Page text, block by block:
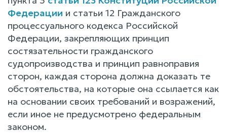
Федерации и статьи 12 Гражданского
процессуального кодекса Российской
Федерации, закрепляющих принцип
состязательности гражданского
судопроизводства и принцип равноправия
сторон, каждая сторона должна доказать те
обстоятельства, на которые она ссылается как
на основании своих требований и возражений,
если иное не предусмотрено федеральным
законом.